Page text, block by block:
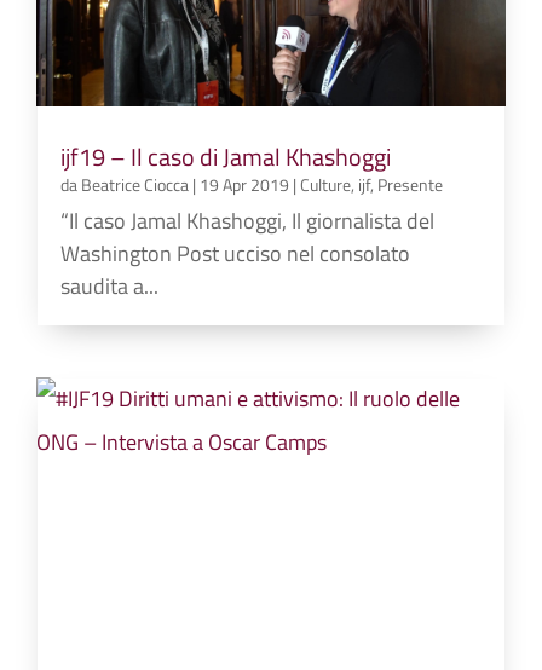
ijf19 – Il caso di Jamal Khashoggi
daBeatrice Ciocca| 19 Apr 2019 |Culture, ijf, Presente
“Il caso Jamal Khashoggi, Il giornalista del
Washington Post ucciso nel consolato
saudita a...